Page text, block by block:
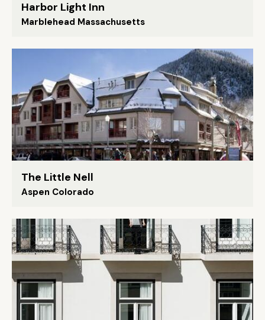
Harbor Light Inn
Marblehead Massachusetts
The Little Nell
Aspen Colorado